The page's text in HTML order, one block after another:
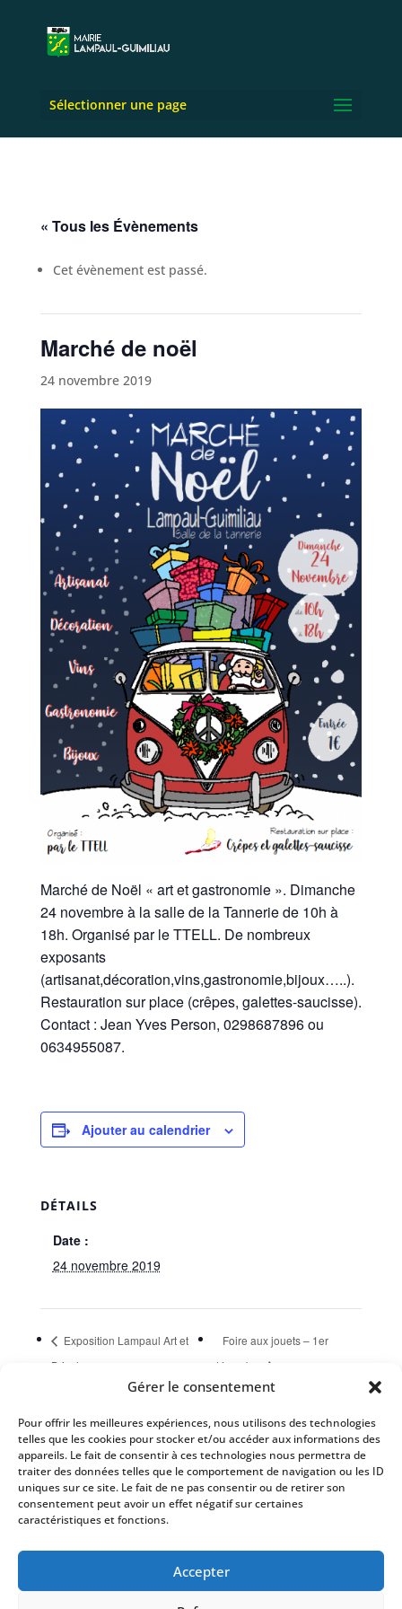
Gérer le consentement
Pour offrir les meilleures expériences, nous utilisons des technologies
telles que les cookies pour stocker et/ou accéder aux informations des
appareils. Le fait de consentir à ces technologies nous permettra de
traiter des données telles que le comportement de navigation ou les ID
uniques sur ce site. Le fait de ne pas consentir ou de retirer son
consentement peut avoir un effet négatif sur certaines
caractéristiques et fonctions.
Accepter
Sélectionner une page
« Tous les Évènements
Cet évènement est passé.
Marché de noël
24 novembre 2019
Marché de Noël « art et gastronomie ». Dimanche
24 novembre à la salle de la Tannerie de 10h à
18h. Organisé par le TTELL. De nombreux
exposants
(artisanat,décoration,vins,gastronomie,bijoux…..).
Restauration sur place (crêpes, galettes-saucisse).
Contact : Jean Yves Person, 0298687896 ou
0634955087.
Ajouter au calendrier
DÉTAILS
Date :
24 novembre 2019
Exposition Lampaul Art et
Bricolage
Foire aux jouets – 1er
décembre
Évènements à venir
NoticeIl n’y a pas d’évènements à venir.
Mairie de Lampaul-Guimiliau
Villers – 29400 Lampaul-Guimiliau –
accueil@mairie-lampaul-guimiliau.fr